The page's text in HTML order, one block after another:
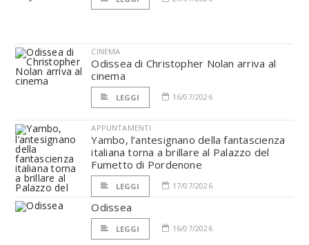
CINEMA
Odissea di Christopher Nolan arriva al
cinema
LEGGI 16/07/2026
APPUNTAMENTI
Yambo, l’antesignano della fantascienza
italiana torna a brillare al Palazzo del
Fumetto di Pordenone
LEGGI 17/07/2026
Odissea
LEGGI 16/07/2026